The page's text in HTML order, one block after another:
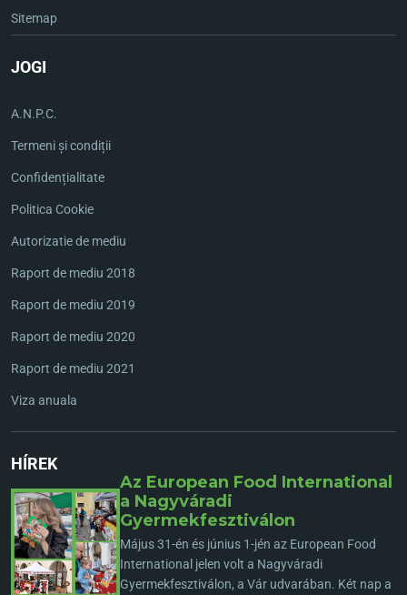
Sitemap
JOGI
A.N.P.C.
Termeni și condiții
Confidențialitate
Politica Cookie
Autorizatie de mediu
Raport de mediu 2018
Raport de mediu 2019
Raport de mediu 2020
Raport de mediu 2021
Viza anuala
HÍREK
Az European Food International
a Nagyváradi
Gyermekfesztiválon
Május 31-én és június 1-jén az European Food
International jelen volt a Nagyváradi
Gyermekfesztiválon, a Vár udvarában. Két nap a